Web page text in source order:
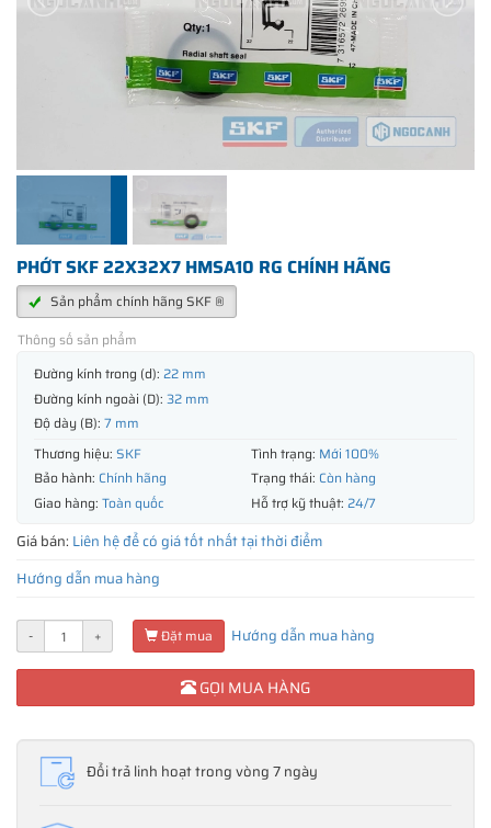
PHỚT SKF 22X32X7 HMSA10 RG CHÍNH HÃNG
Sản phẩm chính hãng SKF ®
Thông số sản phẩm
Đường kính trong (d): 22 mm
Đường kính ngoài (D): 32 mm
Độ dày (B): 7 mm
Thương hiệu: SKF Tình trạng: Mới 100%
Bảo hành: Chính hãng Trạng thái: Còn hàng
Giao hàng: Toàn quốc Hỗ trợ kỹ thuật: 24/7
Giá bán: Liên hệ để có giá tốt nhất tại thời điểm
Hướng dẫn mua hàng
- + Đặt mua Hướng dẫn mua hàng
GỌI MUA HÀNG
Đổi trả linh hoạt trong vòng 7 ngày